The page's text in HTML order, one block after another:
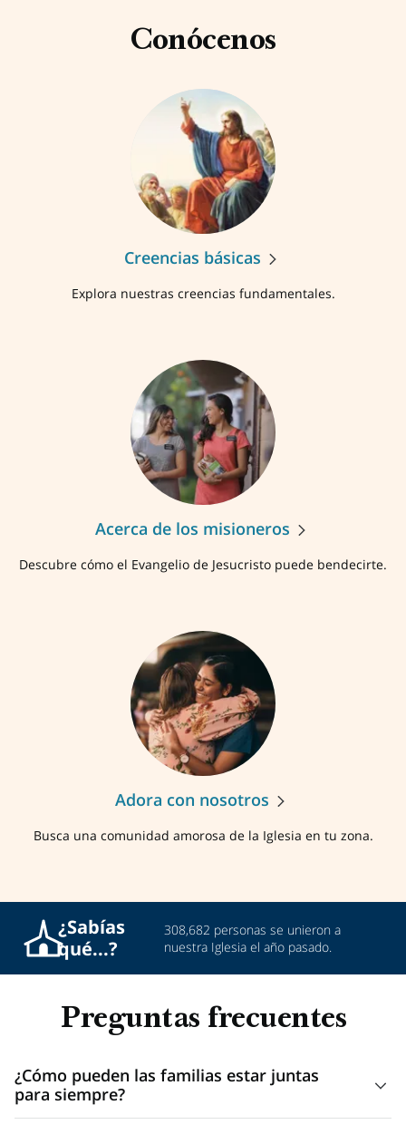
Conócenos
Creencias básicas
Explora nuestras creencias fundamentales.
Acerca de los misioneros
Descubre cómo el Evangelio de Jesucristo puede bendecirte.
Adora con nosotros
Busca una comunidad amorosa de la Iglesia en tu zona.
¿Sabías
qué...?
308,682 personas se unieron a
nuestra Iglesia el año pasado.
Preguntas frecuentes
¿Cómo pueden las familias estar juntas
para siempre?